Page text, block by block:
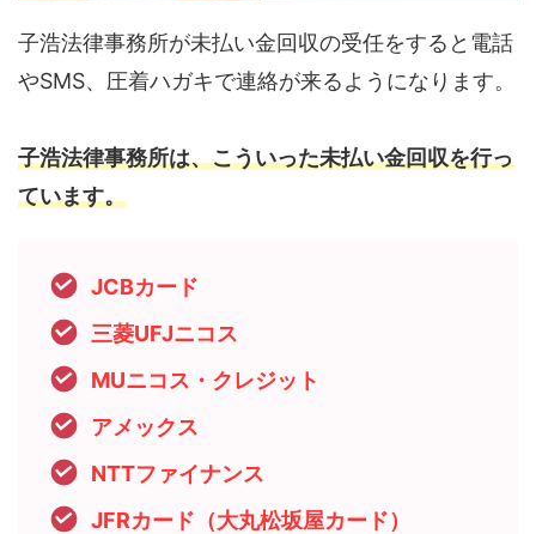
子浩法律事務所が未払い金回収の受任をすると電話
やSMS、圧着ハガキで連絡が来るようになります。
子浩法律事務所は、こういった未払い金回収を行っ
ています。
JCBカード
三菱UFJニコス
MUニコス・クレジット
アメックス
NTTファイナンス
JFRカード（大丸松坂屋カード）